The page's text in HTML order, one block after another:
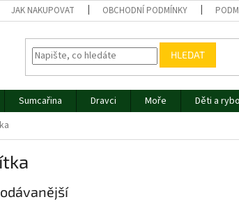
JAK NAKUPOVAT OBCHODNÍ PODMÍNKY
HLEDAT
Sumcařina Dravci Moře Děti a